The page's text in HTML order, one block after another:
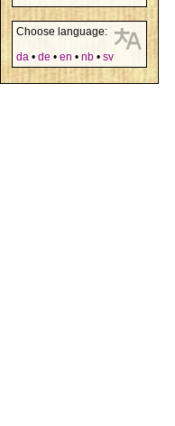
Choose language:
da • de • en • nb • sv